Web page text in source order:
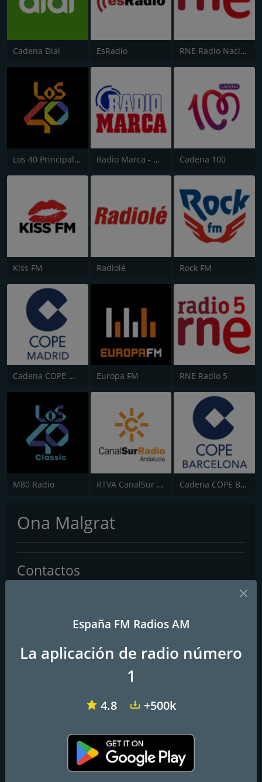
Cadena Dial EsRadio RNE Radio Nacional (Radio 1)
Los 40 Principales Radio Marca - Nacional Cadena 100
Kiss FM Radiolé Rock FM
Cadena COPE Madrid Europa FM RNE Radio 5
M80 Radio RTVA CanalSur Radio Cadena COPE Barcelona
Ona Malgrat
Contactos
Redes socialesEspaña FM Radios AM
La aplicación de radio número
1
4.8 +500k